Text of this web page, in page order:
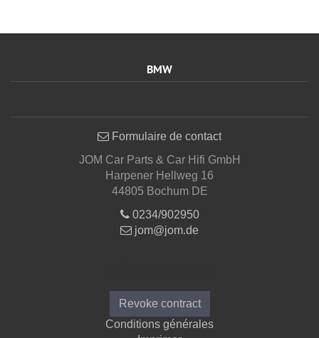
BMW
Formulaire de contact
JOM Car Parts & Car Hifi GmbH
Harpener Hellweg 16
44805 Bochum DE
0234/902950
jom@jom.de
Revoke contract
Conditions générales